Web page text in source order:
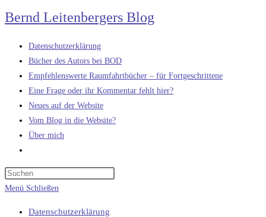
Zum
Inhalt
springen
Bernd Leitenbergers Blog
Datenschutzerklärung
Bücher des Autors bei BOD
Empfehlenswerte Raumfahrtbücher – für Fortgeschrittene
Eine Frage oder ihr Kommentar fehlt hier?
Neues auf der Website
Vom Blog in die Website?
Über mich
umschalten
Menü Schließen
Datenschutzerklärung